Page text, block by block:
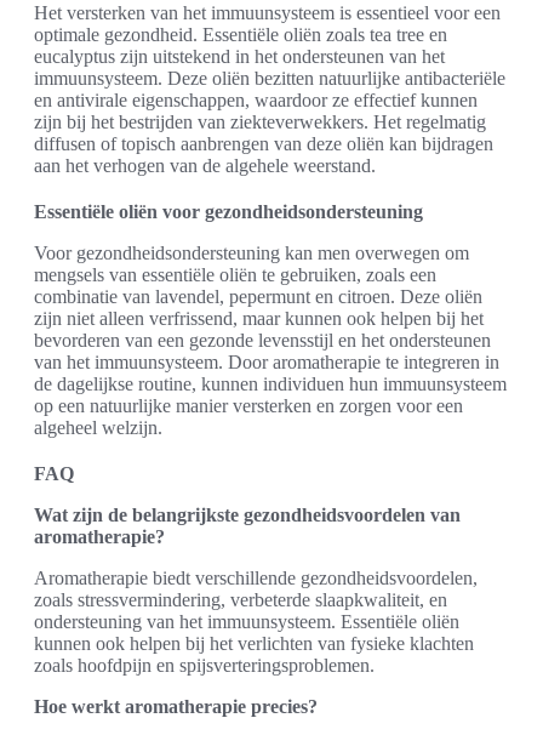
Het versterken van het immuunsysteem is essentieel voor een
optimale gezondheid. Essentiële oliën zoals tea tree en
eucalyptus zijn uitstekend in het ondersteunen van het
immuunsysteem. Deze oliën bezitten natuurlijke antibacteriële
en antivirale eigenschappen, waardoor ze effectief kunnen
zijn bij het bestrijden van ziekteverwekkers. Het regelmatig
diffusen of topisch aanbrengen van deze oliën kan bijdragen
aan het verhogen van de algehele weerstand.
Essentiële oliën voor gezondheidsondersteuning
Voor gezondheidsondersteuning kan men overwegen om
mengsels van essentiële oliën te gebruiken, zoals een
combinatie van lavendel, pepermunt en citroen. Deze oliën
zijn niet alleen verfrissend, maar kunnen ook helpen bij het
bevorderen van een gezonde levensstijl en het ondersteunen
van het immuunsysteem. Door aromatherapie te integreren in
de dagelijkse routine, kunnen individuen hun immuunsysteem
op een natuurlijke manier versterken en zorgen voor een
algeheel welzijn.
FAQ
Wat zijn de belangrijkste gezondheidsvoordelen van
aromatherapie?
Aromatherapie biedt verschillende gezondheidsvoordelen,
zoals stressvermindering, verbeterde slaapkwaliteit, en
ondersteuning van het immuunsysteem. Essentiële oliën
kunnen ook helpen bij het verlichten van fysieke klachten
zoals hoofdpijn en spijsverteringsproblemen.
Hoe werkt aromatherapie precies?